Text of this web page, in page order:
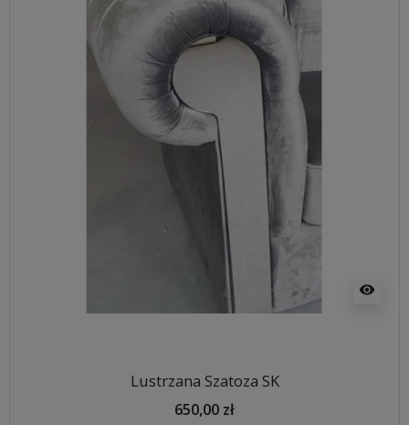
visibility
Lustrzana Szatoza SK
650,00 zł